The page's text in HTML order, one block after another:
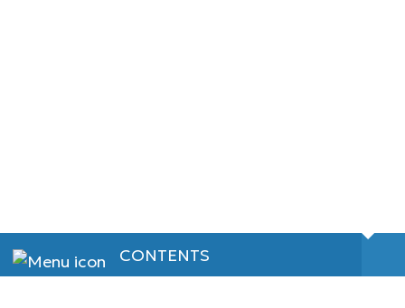
CONTENTS